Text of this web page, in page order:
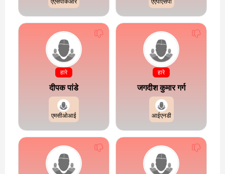
हारे
दीपक पांडे
एमसीओआई
हारे
जगदीश कुमार गर्ग
आईएनडी